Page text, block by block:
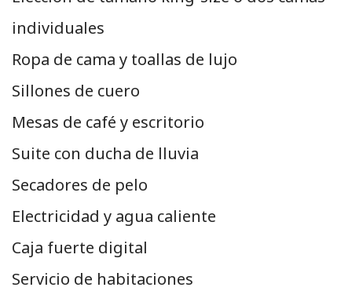
individuales
Ropa de cama y toallas de lujo
Sillones de cuero
Mesas de café y escritorio
Suite con ducha de lluvia
Secadores de pelo
Electricidad y agua caliente
Caja fuerte digital
Servicio de habitaciones